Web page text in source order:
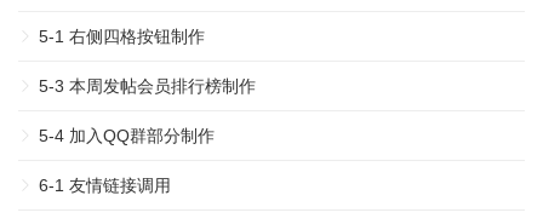
5-1 右侧四格按钮制作
5-3 本周发帖会员排行榜制作
5-4 加入QQ群部分制作
6-1 友情链接调用